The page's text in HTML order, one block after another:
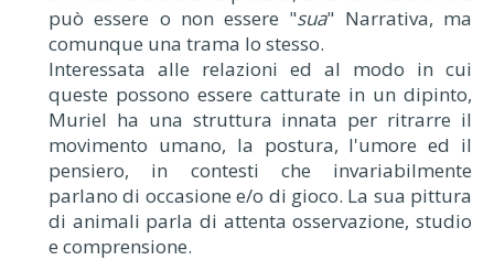
può essere o non essere "sua" Narrativa, ma
comunque una trama lo stesso.
Interessata alle relazioni ed al modo in cui
queste possono essere catturate in un dipinto,
Muriel ha una struttura innata per ritrarre il
movimento umano, la postura, l'umore ed il
pensiero, in contesti che invariabilmente
parlano di occasione e/o di gioco. La sua pittura
di animali parla di attenta osservazione, studio
e comprensione.